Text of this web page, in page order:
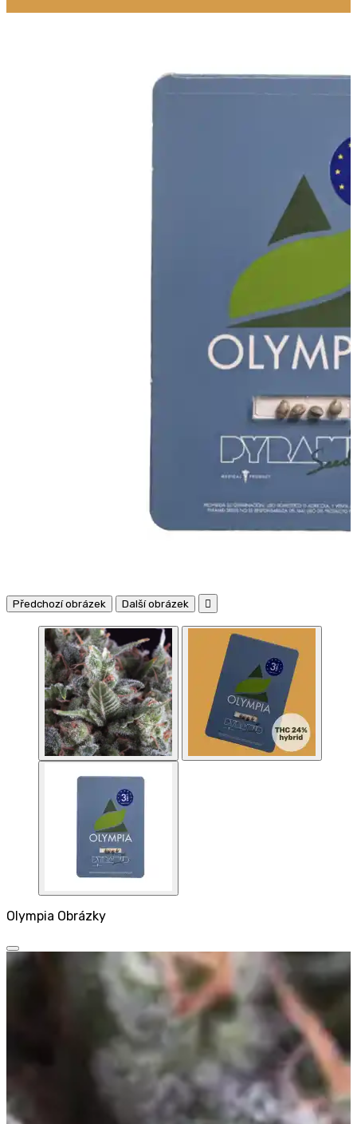
Předchozí obrázek Další obrázek 
Olympia Obrázky